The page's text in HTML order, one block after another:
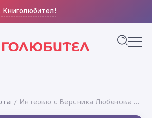
Книголюбител!
/ Интервю с Вероника Любенова – автор на “Как се пише сьомга”